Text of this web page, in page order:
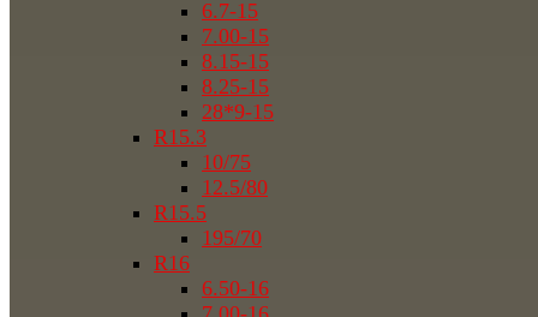
6.7-15
7.00-15
8.15-15
8.25-15
28*9-15
R15.3
10/75
12.5/80
R15.5
195/70
R16
6.50-16